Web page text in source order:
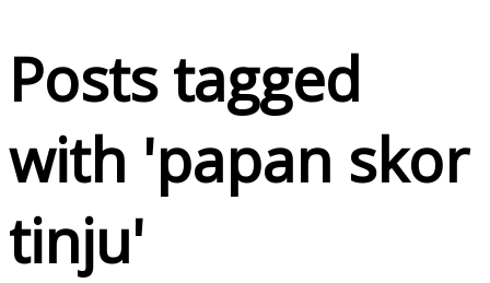
Posts tagged
with 'papan skor
tinju'